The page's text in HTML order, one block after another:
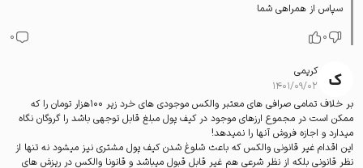
سپاس از همراهی شما
0
0
کریمی
۱۴۰۱/۰۹/۰۲
بر خلاف تمامی صرافی های معتبر والکس موجودی های خرد زیر 100هزار تومان را که
ممکن است در مجموع ارزهای موجود در کیف پول مبلغ قابل توجهی باشد را گروگان نگاه
میدارد و اجازه فروش آنها را نمیدهد!
این اقدام غیر قانونی والکس که باعث شلوغ شدن کیف پول مشتری نیز میشود نه تنها از
نظر قانونی بلکه از نظر شرعی هم غیر قابل قبول میباشد و قانونا والکس در ریزش های